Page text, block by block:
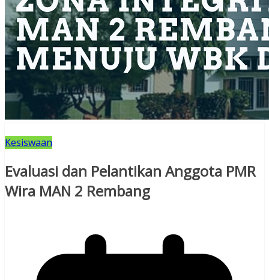
Kesiswaan
Evaluasi dan Pelantikan Anggota PMR
Wira MAN 2 Rembang